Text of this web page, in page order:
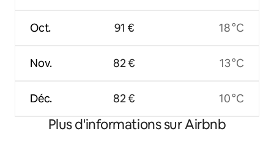
Oct.
Nov.
Déc.
91 €
82 €
82 €
18 °C
13 °C
10 °C
Plus d'informations sur Airbnb